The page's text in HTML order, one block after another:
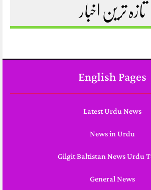
تازہ ترین اخبار
English Pages
Latest Urdu News
News in Urdu
Gilgit Baltistan News Urdu
General News